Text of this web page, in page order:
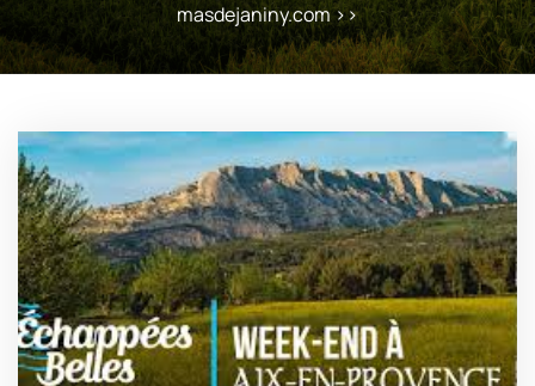
masdejaniny.com>>